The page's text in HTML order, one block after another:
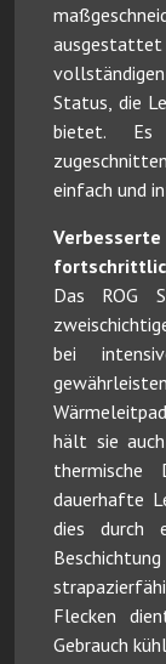
Status, die
bietet. Es
einfach und
Das ROG
bei
hält sie
thermische
dauerhafte
dies durch
Flecken
Gebrauch